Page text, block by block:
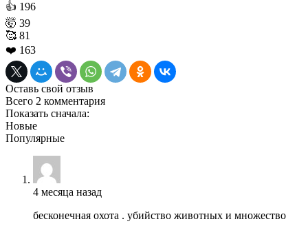
👍 196
🤯 39
🥰 81
❤️ 163
Оставь свой отзыв
Всего 2 комментария
Показать сначала:
Новые
Популярные
4 месяца назад
бесконечная охота . убийство животных и множество